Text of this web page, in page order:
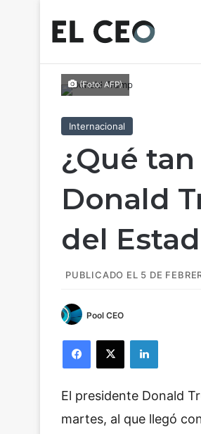
(Foto: AFP)
Internacional
¿Qué
Donald
del
PUBLICADO EL 5 DE
Pool CEO
El presidente Donald
martes, al que llegó